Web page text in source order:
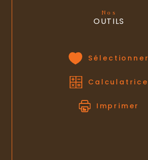
Nos
OUTILS
Sélectionner
Calculatrice
Imprimer